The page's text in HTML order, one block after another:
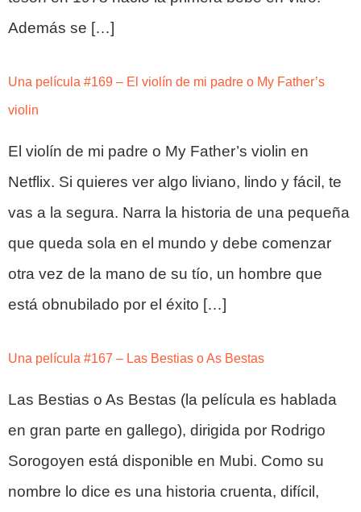
Además se […]
Una película #169 – El violín de mi padre o My Father’s
violin
El violín de mi padre o My Father’s violin en
Netflix. Si quieres ver algo liviano, lindo y fácil, te
vas a la segura. Narra la historia de una pequeña
que queda sola en el mundo y debe comenzar
otra vez de la mano de su tío, un hombre que
está obnubilado por el éxito […]
Una película #167 – Las Bestias o As Bestas
Las Bestias o As Bestas (la película es hablada
en gran parte en gallego), dirigida por Rodrigo
Sorogoyen está disponible en Mubi. Como su
nombre lo dice es una historia cruenta, difícil,